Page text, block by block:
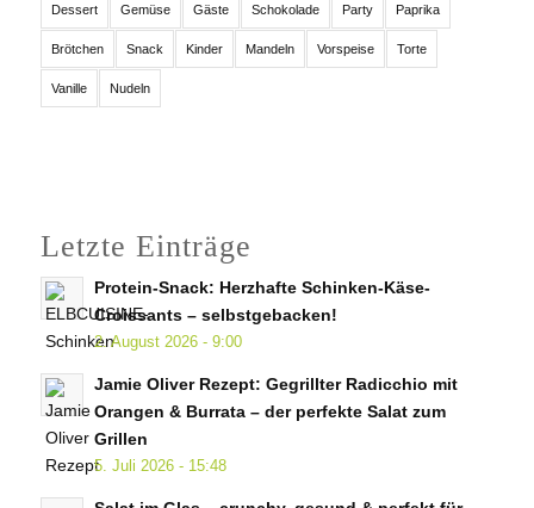
Dessert Gemüse Gäste Schokolade Party Paprika
Brötchen Snack Kinder Mandeln Vorspeise Torte
Vanille Nudeln
Letzte Einträge
Protein-Snack: Herzhafte Schinken-Käse-
Croissants – selbstgebacken!
2. August 2026 - 9:00
Jamie Oliver Rezept: Gegrillter Radicchio mit
Orangen & Burrata – der perfekte Salat zum
Grillen
5. Juli 2026 - 15:48